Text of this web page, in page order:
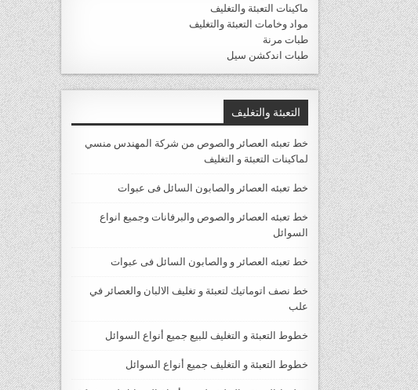
ماكينات التعبئة والتغليف
مواد وخامات التعبئة والتغليف
طبات مرنة
طبات اندكشن سيل
التعبئة والتغليف
خط تعبئه العصائر والصوص من شركة المهندس منسي
لماكينات التعبئة و التغليف
خط تعبئه العصائر والصابون السائل فى عبوات
خط تعبئه العصائر والصوص والبرفانات وجميع انواع
السوائل
خط تعبئه العصائر و والصابون السائل فى عبوات
خط نصف اتوماتيك لتعبئة و تغليف الالبان والعصائر في
علب
خطوط التعبئة و التغليف للبيع جميع أنواع السوائل
خطوط التعبئة و التغليف جميع أنواع السوائل